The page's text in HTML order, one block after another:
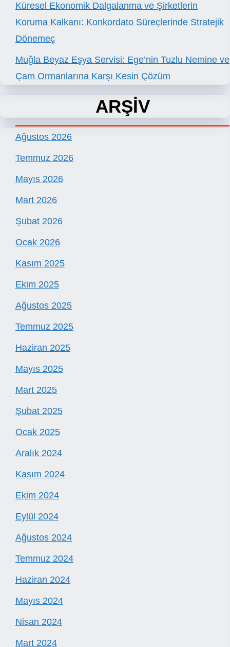
Küresel Ekonomik Dalgalanma ve Şirketlerin
Koruma Kalkanı: Konkordato Süreçlerinde Stratejik
Dönemeç
Muğla Beyaz Eşya Servisi: Ege’nin Tuzlu Nemine ve
Çam Ormanlarına Karşı Kesin Çözüm
ARŞİV
Ağustos 2026
Temmuz 2026
Mayıs 2026
Mart 2026
Şubat 2026
Ocak 2026
Kasım 2025
Ekim 2025
Ağustos 2025
Temmuz 2025
Haziran 2025
Mayıs 2025
Mart 2025
Şubat 2025
Ocak 2025
Aralık 2024
Kasım 2024
Ekim 2024
Eylül 2024
Ağustos 2024
Temmuz 2024
Haziran 2024
Mayıs 2024
Nisan 2024
Mart 2024